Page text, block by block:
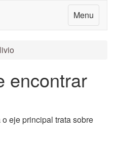
Menu
encontrar
eje principal trata sobre